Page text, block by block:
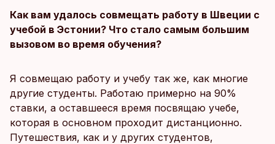
Как вам удалось совмещать работу в Швеции с
учебой в Эстонии? Что стало самым большим
вызовом во время обучения?
Я совмещаю работу и учебу так же, как многие
другие студенты. Работаю примерно на 90%
ставки, а оставшееся время посвящаю учебе,
которая в основном проходит дистанционно.
Путешествия, как и у других студентов,